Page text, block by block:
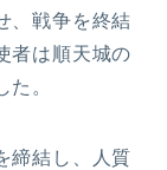
、戦争を終結
者は順天城の
。
締結し、人質